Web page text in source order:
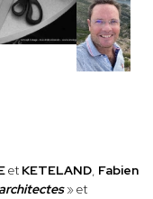
et KETELAND, Fabien
architectes» et